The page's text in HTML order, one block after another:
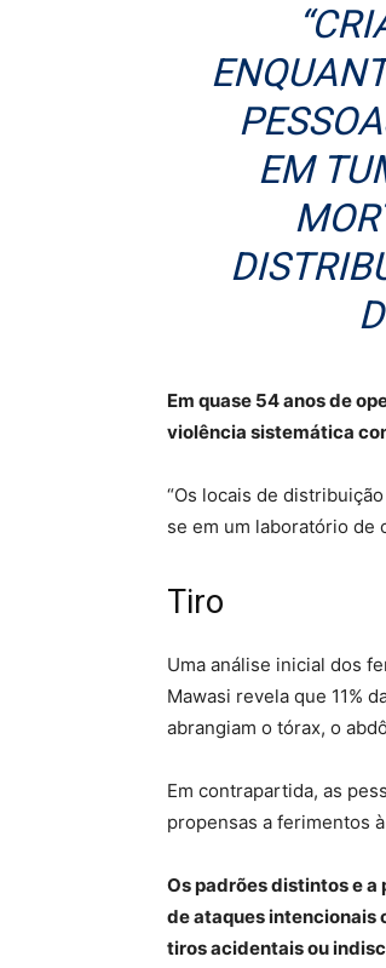
EM
Em quase 54 anos de
violência sistemática
“Os locais de
se em um laboratório de
Tiro
Uma análise inicial dos
Mawasi revela que 11%
abrangiam o tórax, o
Em contrapartida, as
propensas a ferimentos
Os padrões distintos e
de ataques intencionais
tiros acidentais ou